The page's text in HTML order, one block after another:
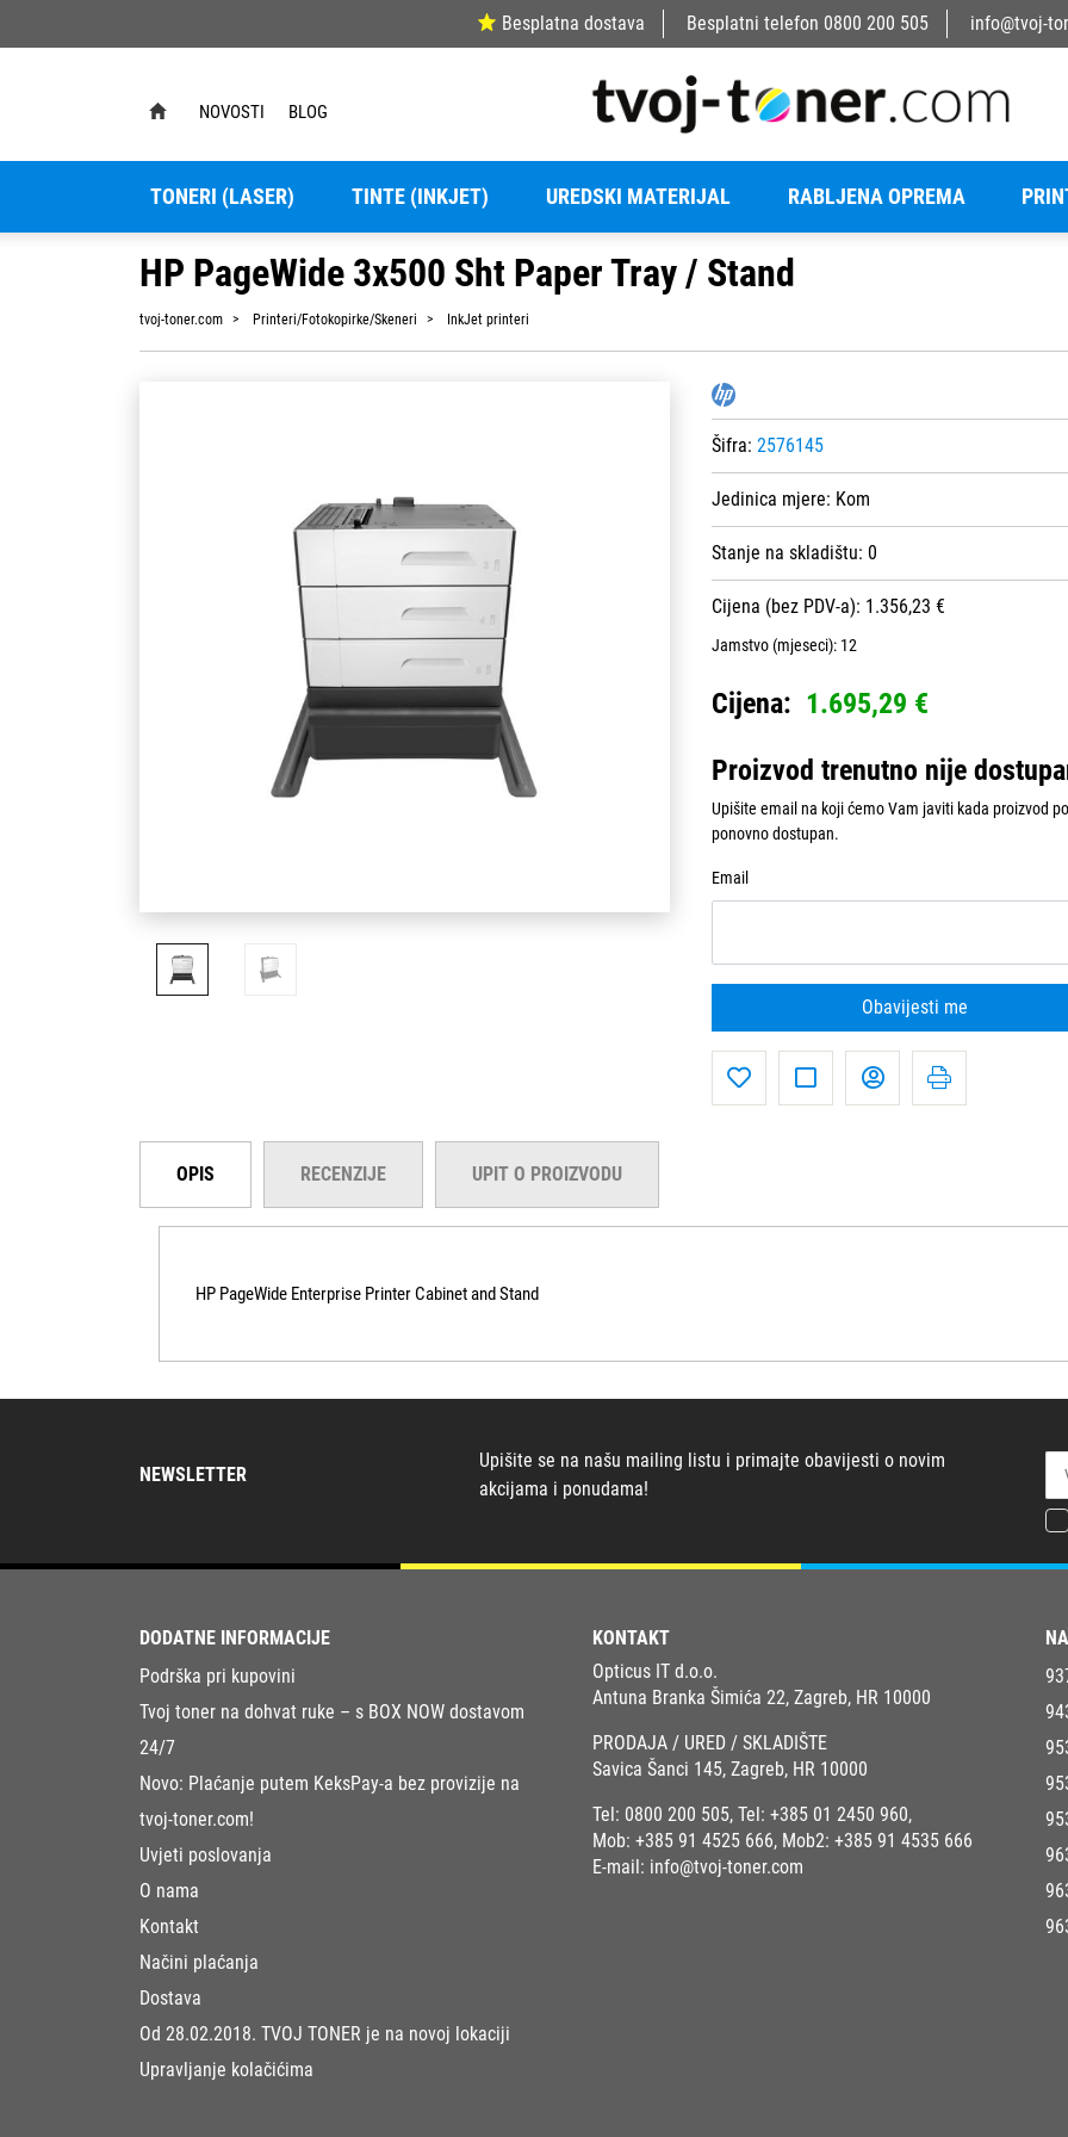
Besplatna dostava Besplatni telefon 0800 200 505 info@tvoj-
NOVOSTI BLOG
TONERI (LASER) TINTE (INKJET) UREDSKI MATERIJAL RABLJENA OPREMA
HP PageWide 3x500 Sht Paper Tray / Stand
tvoj-toner.com Printeri/Fotokopirke/Skeneri InkJet printeri
Šifra: 2576145
Jedinica mjere: Kom
Stanje na skladištu: 0
Cijena (bez PDV-a): 1.356,23 €
Jamstvo (mjeseci): 12
Cijena: 1.695,29 €
Proizvod trenutno nije
Upišite email na koji ćemo Vam javiti kada proizvod
ponovno dostupan.
Email
Obavijesti me
OPIS RECENZIJE UPIT O PROIZVODU
HP PageWide Enterprise Printer Cabinet and Stand
NEWSLETTER
Upišite se na našu mailing listu i primajte obavijesti o novim
akcijama i ponudama!
DODATNE INFORMACIJE
Podrška pri kupovini
Tvoj toner na dohvat ruke – s BOX NOW dostavom
24/7
Novo: Plaćanje putem KeksPay-a bez provizije na
tvoj-toner.com!
Uvjeti poslovanja
O nama
Kontakt
Načini plaćanja
Dostava
Od 28.02.2018. TVOJ TONER je na novoj lokaciji
Upravljanje kolačićima
KONTAKT
Opticus IT d.o.o.
Antuna Branka Šimića 22, Zagreb, HR 10000
PRODAJA / URED / SKLADIŠTE
Savica Šanci 145, Zagreb, HR 10000
Tel: 0800 200 505, Tel: +385 01 2450 960,
Mob: +385 91 4525 666, Mob2: +385 91 4535 666
E-mail: info@tvoj-toner.com